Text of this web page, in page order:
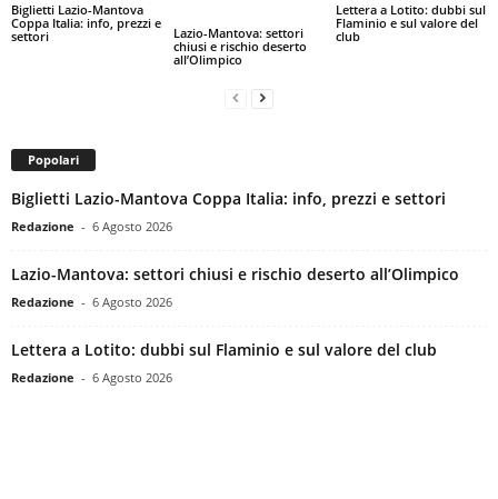
Biglietti Lazio-Mantova
Coppa Italia: info, prezzi e
settori
Lazio-Mantova: settori
chiusi e rischio deserto
all’Olimpico
Lettera a Lotito: dubbi sul
Flaminio e sul valore del
club
Popolari
Biglietti Lazio-Mantova Coppa Italia: info, prezzi e settori
Redazione - 6 Agosto 2026
Lazio-Mantova: settori chiusi e rischio deserto all’Olimpico
Redazione - 6 Agosto 2026
Lettera a Lotito: dubbi sul Flaminio e sul valore del club
Redazione - 6 Agosto 2026